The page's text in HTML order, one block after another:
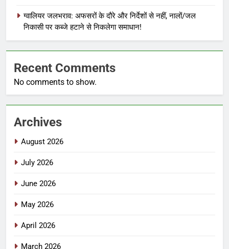
ग्वालियर जलभराव: अफसरों के दौरे और निर्देशों से नहीं, नालों/जल
निकासी पर कब्जे हटाने से निकलेगा समाधान!
Recent Comments
No comments to show.
Archives
August 2026
July 2026
June 2026
May 2026
April 2026
March 2026